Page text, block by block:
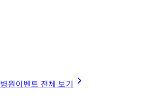
병원이벤트 전체 보기